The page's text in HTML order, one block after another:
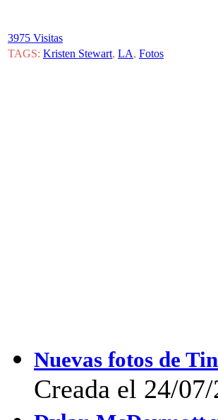
3975 Visitas
TAGS: Kristen Stewart, LA, Fotos
Nuevas fotos de
Creada el 24/